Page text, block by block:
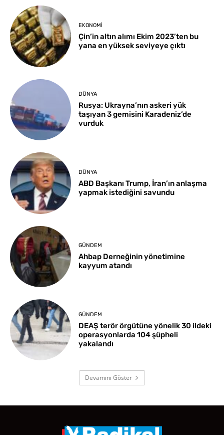
EKONOMI
Çin’in altın alımı Ekim 2023’ten bu
yana en yüksek seviyeye çıktı
DÜNYA
Rusya: Ukrayna’nın askeri yük
taşıyan 3 gemisini Karadeniz’de
vurduk
DÜNYA
ABD Başkanı Trump, İran’ın anlaşma
yapmak istediğini savundu
GÜNDEM
Ahbap Derneğinin yönetimine
kayyum atandı
GÜNDEM
DEAŞ terör örgütüne yönelik 30 ildeki
operasyonlarda 104 şüpheli
yakalandı
Devamını Göster